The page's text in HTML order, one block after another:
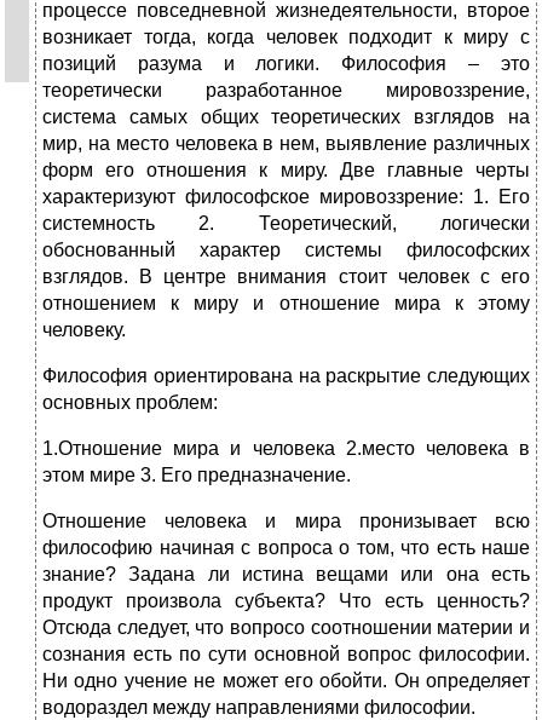
процессе повседневной жизнедеятельности, второе
возникает тогда, когда человек подходит к миру с
позиций разума и логики. Философия – это
теоретически разработанное мировоззрение,
система самых общих теоретических взглядов на
мир, на место человека в нем, выявление различных
форм его отношения к миру. Две главные черты
характеризуют философское мировоззрение: 1. Его
системность 2. Теоретический, логически
обоснованный характер системы философских
взглядов. В центре внимания стоит человек с его
отношением к миру и отношение мира к этому
человеку.
Философия ориентирована на раскрытие следующих
основных проблем:
1.Отношение мира и человека 2.место человека в
этом мире 3. Его предназначение.
Отношение человека и мира пронизывает всю
философию начиная с вопроса о том, что есть наше
знание? Задана ли истина вещами или она есть
продукт произвола субъекта? Что есть ценность?
Отсюда следует, что вопросо соотношении материи и
сознания есть по сути основной вопрос философии.
Ни одно учение не может его обойти. Он определяет
водораздел между направлениями философии.